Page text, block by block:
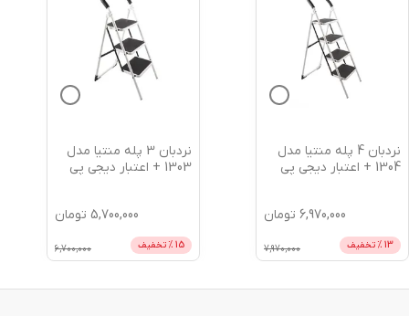
نردبان 4 پله منتیا مدل
1304 + اعتبار دیجی پی
6,970,000 تومان
13 % تخفیف 7,970,000
نردبان 3 پله منتیا مدل
1303 + اعتبار دیجی پی
5,700,000 تومان
15 % تخفیف 6,700,000